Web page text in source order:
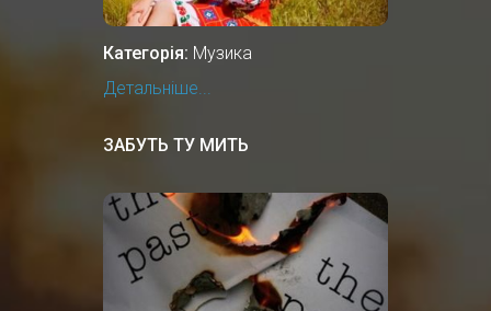
Категорія: Музика
Детальніше...
ЗАБУТЬ ТУ МИТЬ